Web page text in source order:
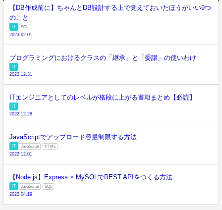
【DB作成前に】ちゃんとDB設計する上で覚えておいたほうがいい9つ
のこと
IT SQL
2023.02.01
プログラミングにおけるクラスの「継承」と「委譲」の使いわけ
IT
2022.12.31
ITエンジニアとしてのレベルが格段に上がる書籍まとめ【必読】
IT
2022.12.28
JavaScriptでアップロード容量制限する方法
IT JavaScript HTML
2022.12.01
【Node.js】Express × MySQLでREST APIをつくる方法
IT JavaScript SQL
2022.04.19